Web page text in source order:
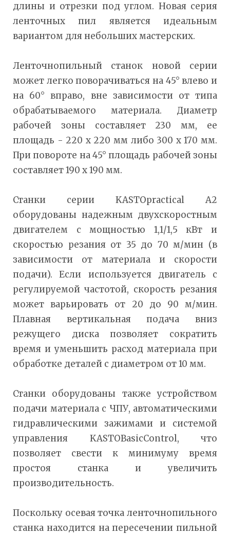
длины и отрезки под углом. Новая серия
ленточных пил является идеальным
вариантом для небольших мастерских.
Ленточнопильный станок новой серии
может легко поворачиваться на 45° влево и
на 60° вправо, вне зависимости от типа
обрабатываемого материала. Диаметр
рабочей зоны составляет 230 мм, ее
площадь - 220 х 220 мм либо 300 х 170 мм.
При повороте на 45° площадь рабочей зоны
составляет 190 х 190 мм.
Станки серии KASTOpractical A2
оборудованы надежным двухскоростным
двигателем с мощностью 1,1/1,5 кВт и
скоростью резания от 35 до 70 м/мин (в
зависимости от материала и скорости
подачи). Если используется двигатель с
регулируемой частотой, скорость резания
может варьировать от 20 до 90 м/мин.
Плавная вертикальная подача вниз
режущего диска позволяет сократить
время и уменьшить расход материала при
обработке деталей с диаметром от 10 мм.
Станки оборудованы также устройством
подачи материала с ЧПУ, автоматическими
гидравлическими зажимами и системой
управления KASTOBasicControl, что
позволяет свести к минимуму время
простоя станка и увеличить
производительность.
Поскольку осевая точка ленточнопильного
станка находится на пересечении пильной